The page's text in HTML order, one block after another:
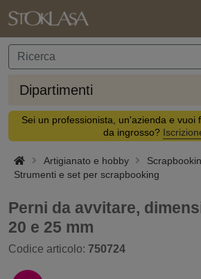
Dipartimenti
Sei un professionista, un'azienda e vuoi
da ingrosso?
Artigianato e hobby
Strumenti e set per scrapbooking
Perni da avvitare,
20 e 25 mm
Codice articolo: 750724